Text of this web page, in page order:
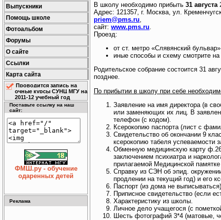
Выпускники
Помощь школе
Фотоальбом
Форумы
О сайте
Ссылки
Карта сайта
Проводится запись на
очные курсы СУНЦ МГУ на
2011-12 учебный год
Поставьте ссылку на наш
сайт:
ФМШ.ру - обучение
одаренных детей
Реклама
В школу необходимо прибыть 31 августа
Адрес: 121357, г. Москва, ул.
priem@pms.ru
сайт: www.pms.ru
Проезд:
от ст. метро «Слявянский
иные способы и схему смотрите
Родительское собрание состоится 31
позднее.
По прибытии в школу при себе
Заявление на имя директора (в
или заменяющих их лиц. В
телефон (с кодом).
Ксерокопию паспорта (лист с
Свидетельство об окончании 9
ксерокопию табеля успеваемости
Обменную медицинскую карту
заключением психиатра и
прилагаемой Медицинской
Справку из СЭН об эпид.
продлении на текущий год) и его
Паспорт (из дома не
Приписное свидетельство (если
Характеристику из школы.
Личное дело учащегося (с
Шесть фотографий 3*4 (матовые,